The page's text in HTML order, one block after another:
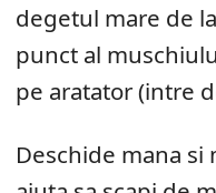
degetul mare de
punct al
pe aratator (intre
Deschide mana si